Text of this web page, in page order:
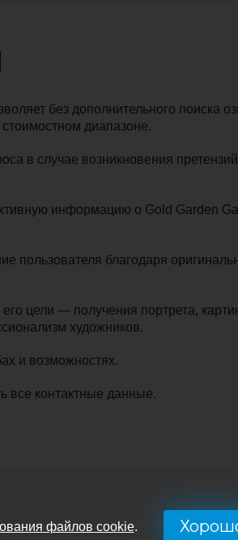
без дополнительного поиска
диапазоне.
в случае возникновения
информацию о Gold Garden
пользователя благодаря
его цели — получения портрета,
художников.
и возможностях.
все контактные данные.
файлов cookie.